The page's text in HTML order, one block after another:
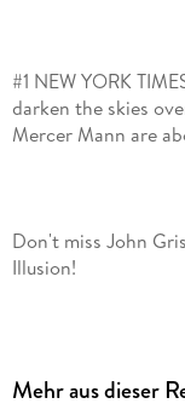
#1 NEW YORK
darken the skies
Don't miss John
on the beach,
Mehr aus dieser